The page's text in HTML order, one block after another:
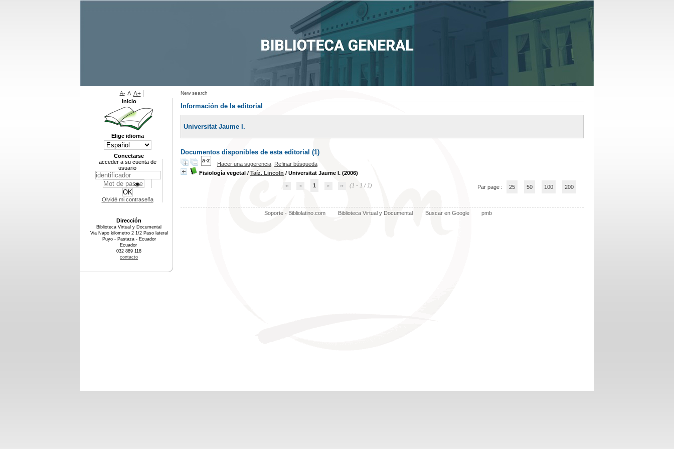
New search
Información de la editorial
Universitat Jaume I.
Documentos disponibles de esta editorial (1)
Hacer una sugerencia Refinar búsqueda
Fisiología vegetal / Taíz, Lincoln / Universitat Jaume I. (2006)
1 (1 - 1 / 1) Par page : 25 50 100 200
Soporte - Bibliolatino.com Biblioteca Virtual y Documental Buscar en Google pmb
A- A A+
Inicio
Elige idioma
Conectarse
acceder a su cuenta de
usuario
Olvidé mi contraseña
Dirección
Biblioteca Virtual y Documental
Via Napo kilometro 2 1/2 Paso lateral
Puyo - Pastaza - Ecuador
Ecuador
032 889 118
contacto